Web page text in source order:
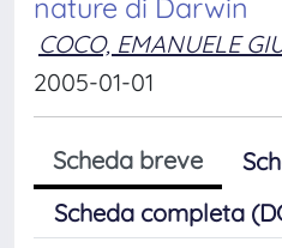
nature di Darwin
COCO, EMANUELE
2005-01-01
Scheda breve
Scheda completa